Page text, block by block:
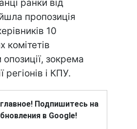
ранки від
пропозиція
10
комітетів
зокрема
регіонів і КПУ.
Подпишитесь на
в Google!